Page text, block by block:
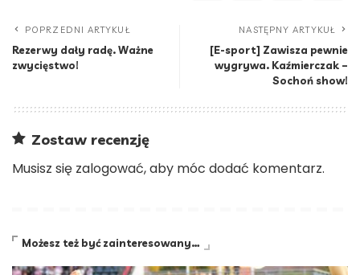
POPRZEDNI ARTYKUŁ
Rezerwy dały radę. Ważne
zwycięstwo!
NASTĘPNY ARTYKUŁ
[E-sport] Zawisza pewnie
wygrywa. Kaźmierczak –
Sochoń show!
Zostaw recenzję
Musisz się zalogować, aby móc dodać komentarz.
Możesz też być zainteresowany…